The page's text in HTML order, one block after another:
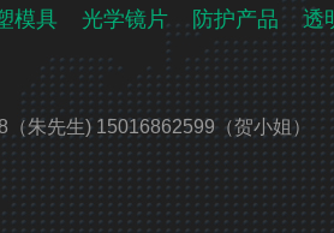
模具 光学镜片 防护产品 透
朱先生) 15016862599（贺小姐）